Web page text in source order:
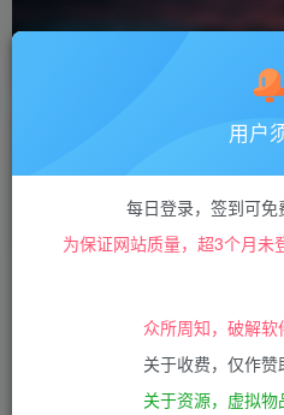
搜狗拼
梦轩优选
用户
每日登录，签到可免
为保证网站质量，超3个月未
众所周知，破解软
关于收费，仅作赞
关于资源，虚拟物